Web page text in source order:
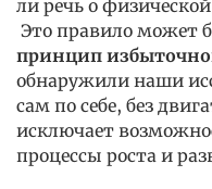
ли речь о
Это правило может
принцип
обнаружили наши
сам по себе, без
исключает
процессы роста и